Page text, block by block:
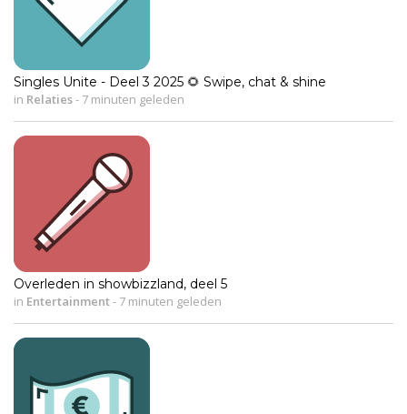
Singles Unite - Deel 3 2025 🌻 Swipe, chat & shine
in Relaties- 7 minuten geleden
Overleden in showbizzland, deel 5
in Entertainment- 7 minuten geleden